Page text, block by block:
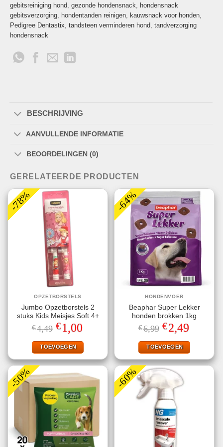
gebitsreiniging hond, gezonde hondensnack, hondensnack
gebitsverzorging, hondentanden reinigen, kauwsnack voor honden,
Pedigree Dentastix, tandsteen verminderen hond, tandverzorging
hondensnack
BESCHRIJVING
AANVULLENDE INFORMATIE
BEOORDELINGEN (0)
GERELATEERDE PRODUCTEN
-78%
OPZETBORSTELS
Jumbo Opzetborstels 2
stuks Kids Meisjes Soft 4+
€4,49 Oorspronkelijke
prijs
was:
€4,49.
€1,00
is:
€1,00.
TOEVOEGEN
-64%
HONDENVOER
Beaphar Super Lekker
honden brokken 1kg
€6,99 Oorspronkelijke
prijs
was:
€6,99.
€2,49
is:
€2,49.
TOEVOEGEN
-50% -60%